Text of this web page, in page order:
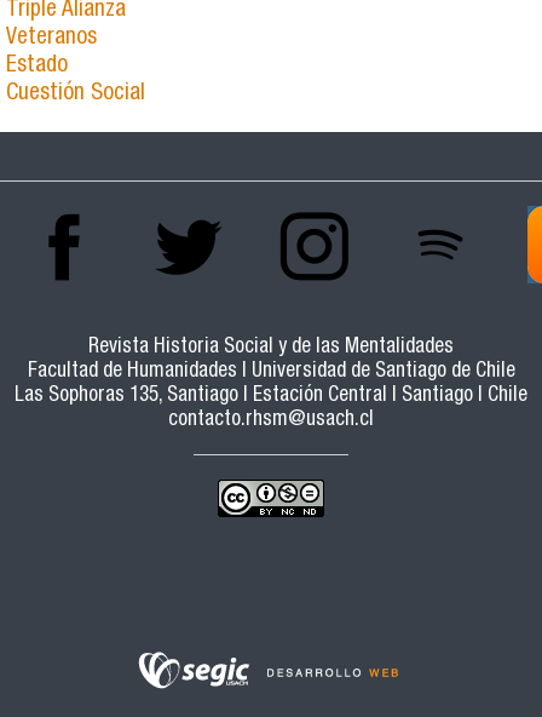
Triple Alianza
Veteranos
Estado
Cuestión Social
Revista Historia Social y de las Mentalidades
Facultad de Humanidades | Universidad de Santiago de Chile
Las Sophoras 135, Santiago | Estación Central | Santiago | Chile
contacto.rhsm@usach.cl